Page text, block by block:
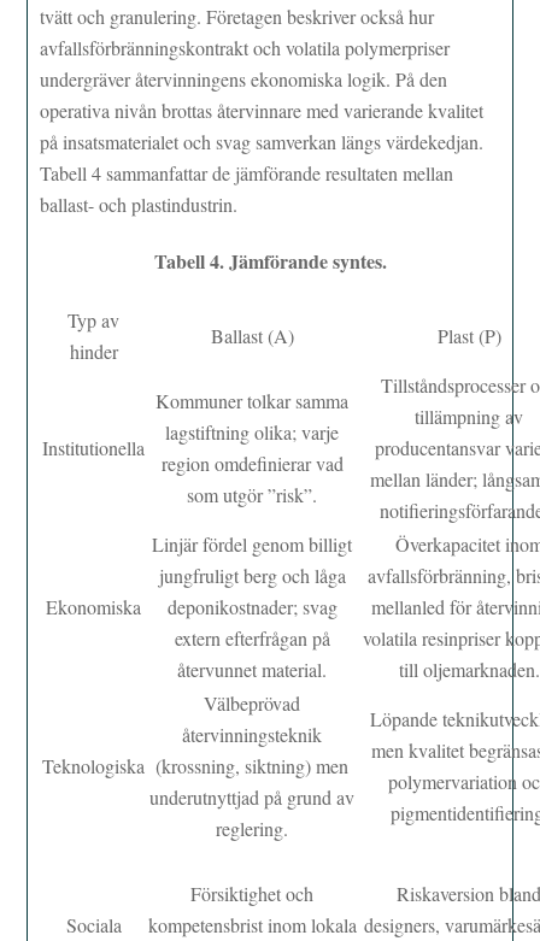
tvätt och granulering. Företagen beskriver också hur
avfallsförbränningskontrakt och volatila polymerpriser
undergräver återvinningens ekonomiska logik. På den
operativa nivån brottas återvinnare med varierande kvalitet
på insatsmaterialet och svag samverkan längs värdekedjan.
Tabell 4 sammanfattar de jämförande resultaten mellan
ballast- och plastindustrin.
Tabell 4. Jämförande syntes.
Typ av
hinder
Ballast (A) Plast (P)
Institutionella
Kommuner tolkar samma
lagstiftning olika; varje
region omdefinierar vad
som utgör ”risk”.
Tillståndsprocesser
tillämpning av
producentansvar
mellan länder;
Ekonomiska
Linjär fördel genom billigt
jungfruligt berg och låga
deponikostnader; svag
extern efterfrågan på
återvunnet material.
Överkapacitet
avfallsförbränning,
mellanled för
volatila resinpriser
till oljemarknaden.
Teknologiska
Välbeprövad
återvinningsteknik
(krossning, siktning) men
underutnyttjad på grund av
reglering.
Löpande
men kvalitet
polymervariation
Sociala
Försiktighet och
kompetensbrist inom lokala
Riskaversion
designers,